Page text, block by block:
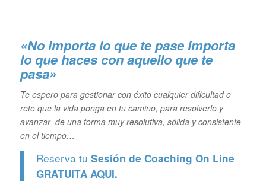
«No importa lo que te pase importa
lo que haces con aquello que te
pasa»
Te espero para gestionar con éxito cualquier dificultad o
reto que la vida ponga en tu camino, para resolverlo y
avanzar de una forma muy resolutiva, sólida y consistente
en el tiempo…
Reserva tu Sesión de Coaching On Line
GRATUITA AQUI.